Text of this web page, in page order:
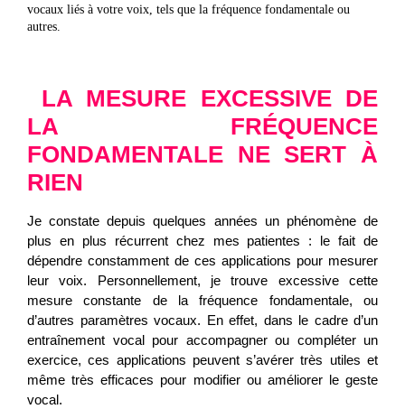
vocaux liés à votre voix, tels que la fréquence fondamentale ou
autres.
LA MESURE EXCESSIVE DE
LA FRÉQUENCE
FONDAMENTALE NE SERT À
RIEN
Je constate depuis quelques années un phénomène de
plus en plus récurrent chez mes patientes : le fait de
dépendre constamment de ces applications pour mesurer
leur voix. Personnellement, je trouve excessive cette
mesure constante de la fréquence fondamentale, ou
d’autres paramètres vocaux. En effet, dans le cadre d’un
entraînement vocal pour accompagner ou compléter un
exercice, ces applications peuvent s’avérer très utiles et
même très efficaces pour modifier ou améliorer le geste
vocal.